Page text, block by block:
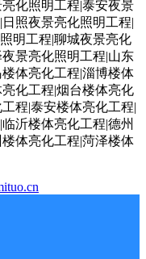
化照明工程|泰安夜景
照夜景亮化照明工程|
明工程|聊城夜景亮化
景亮化照明工程|山东
体亮化工程|淄博楼体
化工程|烟台楼体亮化
程|泰安楼体亮化工程|
沂楼体亮化工程|德州
体亮化工程|菏泽楼体